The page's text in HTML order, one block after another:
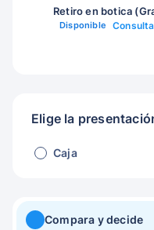
Retiro en botica
Disponible
Elige la
Caja
Compara y decide